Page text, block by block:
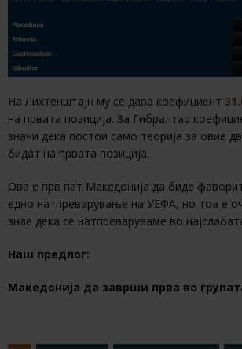
На Лихтенштајн му се дава коефициент
на првата позиција. За Гибралтар
значи дека постои само теорија за овие
бидат на првата позиција.
Ова е прв пат Македонија да биде
едно натпреварување на УЕФА, но тоа е
знае дека се натпреваруваме во
Наш предлог:
Македонија да заврши прва во